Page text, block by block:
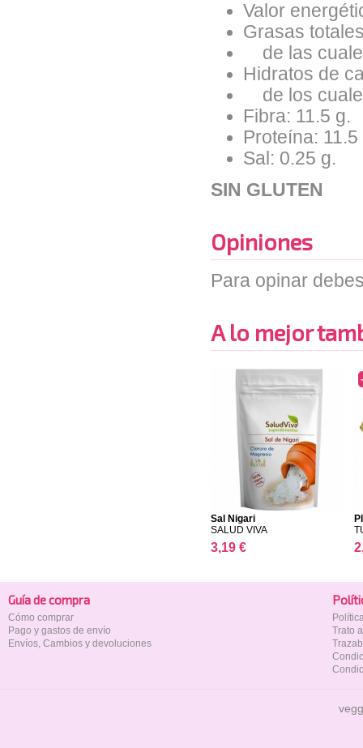
Valor
Grasas
de las
Hidratos de
de los
Fibra: 11.5 g.
Proteína: 11.5
Sal: 0.25 g.
SIN GLUTEN
Opiniones
Para opinar
A lo mejor
Sal Nigari
SALUD VIVA
3,19 €
Guía de compra
Cómo comprar
Pago y gastos de envío
Envíos, Cambios y devoluciones
Trato